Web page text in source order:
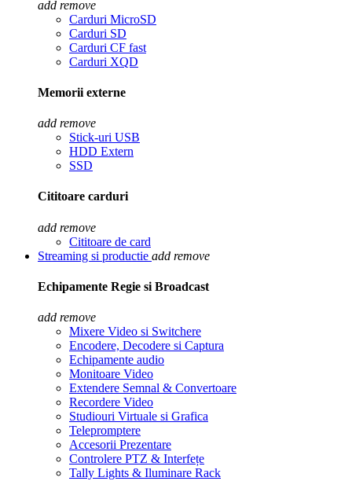
add remove
Carduri MicroSD
Carduri SD
Carduri CF fast
Carduri XQD
Memorii externe
add remove
Stick-uri USB
HDD Extern
SSD
Cititoare carduri
add remove
Cititoare de card
Streaming si productie add remove
Echipamente Regie si Broadcast
add remove
Mixere Video si Switchere
Encodere, Decodere si Captura
Echipamente audio
Monitoare Video
Extendere Semnal & Convertoare
Recordere Video
Studiouri Virtuale si Grafica
Telepromptere
Accesorii Prezentare
Controlere PTZ & Interfețe
Tally Lights & Iluminare Rack